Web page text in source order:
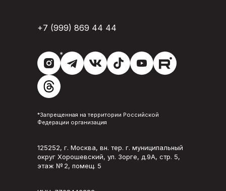
*Запрещенная на территории Российской
Федерации организация
+7 (999) 869 44 44
125252, г. Москва, вн. тер. г. муниципальный
округ Хорошевский, ул. Зорге, д.9А, стр. 5,
этаж № 2, помещ. 5
*